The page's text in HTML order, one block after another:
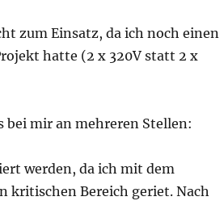
zum Einsatz, da ich noch einen
hatte (2 x 320V statt 2 x
bei mir an mehreren Stellen:
werden, da ich mit dem
kritischen Bereich geriet. Nach